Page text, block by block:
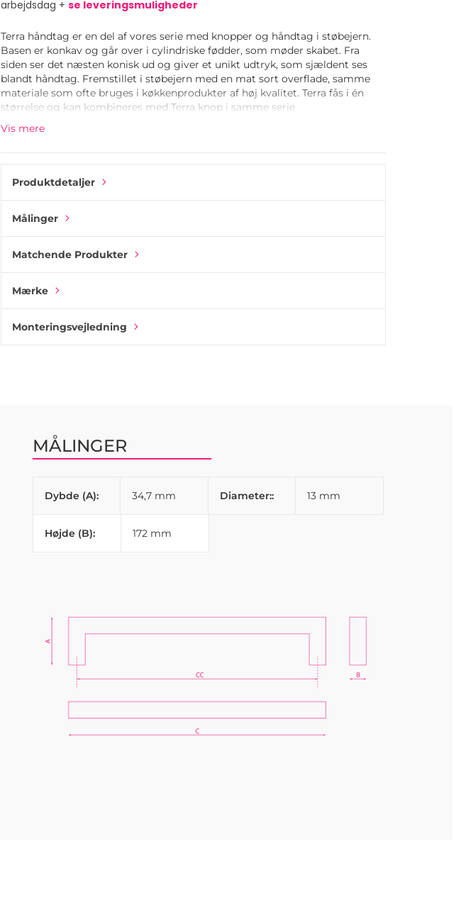
arbejdsdag + se leveringsmuligheder
Terra håndtag er en del af vores serie med knopper og håndtag i støbejern.
Basen er konkav og går over i cylindriske fødder, som møder skabet. Fra
siden ser det næsten konisk ud og giver et unikt udtryk, som sjældent ses
blandt håndtag. Fremstillet i støbejern med en mat sort overflade, samme
materiale som ofte bruges i køkkenprodukter af høj kvalitet. Terra fås i én
størrelse og kan kombineres med Terra knop i samme serie.
Vis mere
Produktdetaljer
Målinger
Matchende Produkter
Mærke
Monteringsvejledning
MÅLINGER
Dybde (A): 34,7 mm Diameter:: 13 mm
Højde (B): 172 mm